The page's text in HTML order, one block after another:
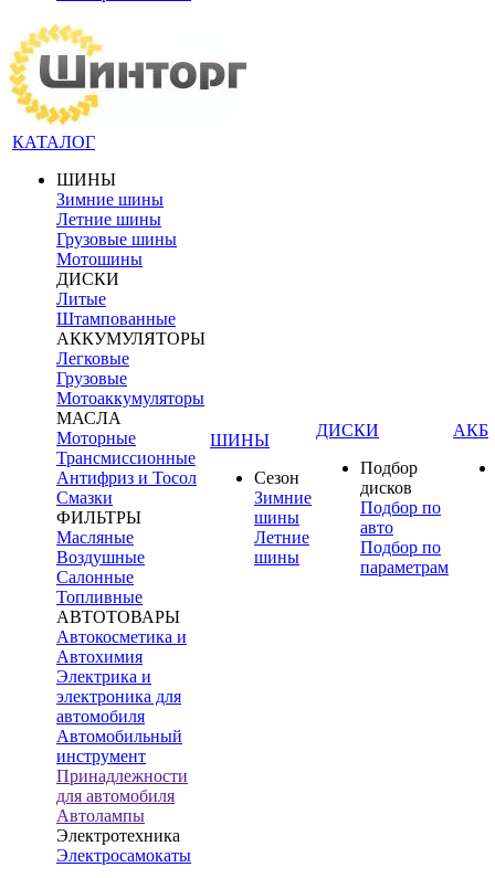
КАТАЛОГ
ШИНЫ
Зимние шины
Летние шины
Грузовые шины
Мотошины
ДИСКИ
Литые
Штампованные
АККУМУЛЯТОРЫ
Легковые
Грузовые
Мотоаккумуляторы
МАСЛА
Моторные
Трансмиссионные
Антифриз и Тосол
Смазки
ФИЛЬТРЫ
Масляные
Воздушные
Салонные
Топливные
АВТОТОВАРЫ
Автокосметика и
Автохимия
Электрика и
электроника для
автомобиля
Автомобильный
инструмент
Принадлежности
для автомобиля
Автолампы
Электротехника
Электросамокаты
ШИНЫ
Сезон
Зимние
шины
Летние
шины
ДИСКИ
Подбор
дисков
Подбор по
авто
Подбор по
параметрам
АКБ